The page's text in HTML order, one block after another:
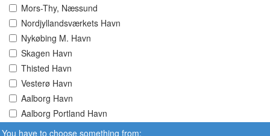
Mors-Thy, Næssund
Nordjyllandsværkets Havn
Nykøbing M. Havn
Skagen Havn
Thisted Havn
Vesterø Havn
Aalborg Havn
Aalborg Portland Havn
You have to choose something from: